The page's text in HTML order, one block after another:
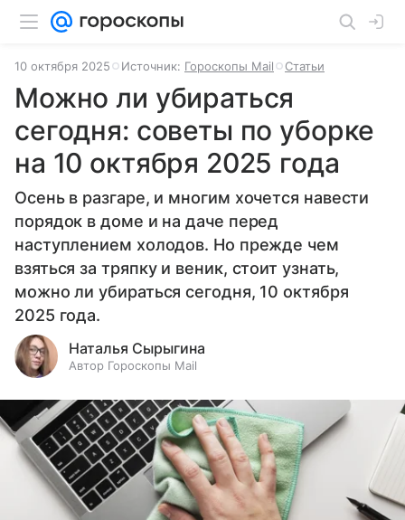
10 октября 2025 Источник: Гороскопы Mail Статьи
Можно ли убираться
сегодня: советы по уборке
на 10 октября 2025 года
Осень в разгаре, и многим хочется навести
порядок в доме и на даче перед
наступлением холодов. Но прежде чем
взяться за тряпку и веник, стоит узнать,
можно ли убираться сегодня, 10 октября
2025 года.
Наталья Сырыгина
Автор Гороскопы Mail